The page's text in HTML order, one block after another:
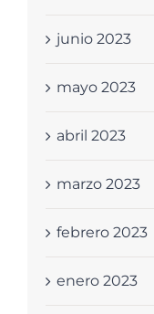
junio 2023
mayo 2023
abril 2023
marzo 2023
febrero 2023
enero 2023